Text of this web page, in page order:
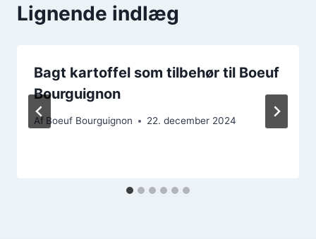
Lignende indlæg
Bagt kartoffel som tilbehør til Boeuf
Bourguignon
Af Boeuf Bourguignon 22. december 2024